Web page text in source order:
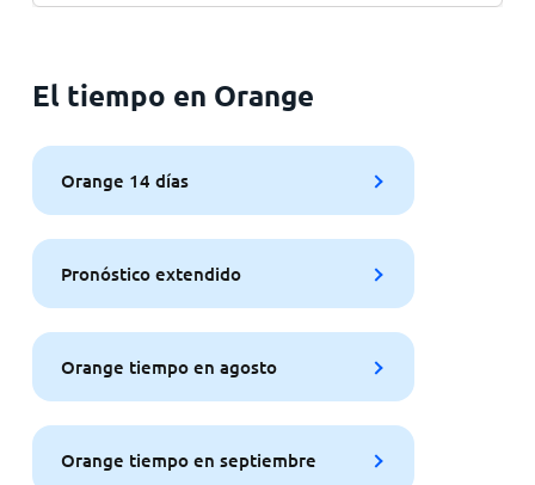
El tiempo en Orange
Orange 14 días
Pronóstico extendido
Orange tiempo en agosto
Orange tiempo en septiembre